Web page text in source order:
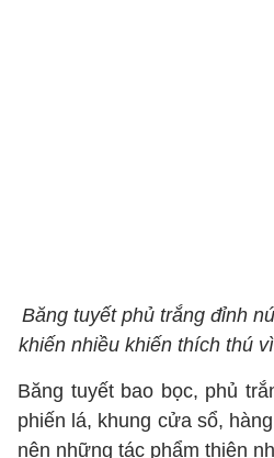
Băng tuyết phủ trắng đỉnh
khiến nhiều khiến thích thú
Băng tuyết bao bọc, phủ
phiến lá, khung cửa sổ,
nên những tác phẩm thiên